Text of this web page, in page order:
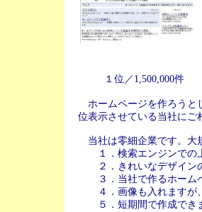
１位／1,500,000件
ホームページを作ろうと
位表示させている当社にご
当社は零細企業です。大
１．検索エンジンでの
２．きれいなデザイン
３．当社で作るホームペ
４．画像も入れますが、
５．短期間で作成でき